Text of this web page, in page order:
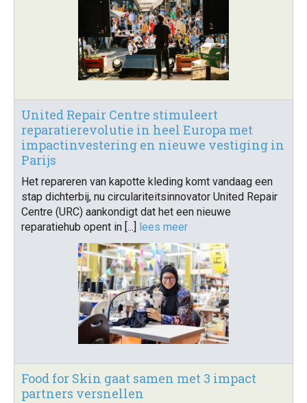
United Repair Centre stimuleert
reparatierevolutie in heel Europa met
impactinvestering en nieuwe vestiging in
Parijs
Het repareren van kapotte kleding komt vandaag een
stap dichterbij, nu circulariteitsinnovator United Repair
Centre (URC) aankondigt dat het een nieuwe
reparatiehub opent in [...] lees meer
Food for Skin gaat samen met 3 impact
partners versnellen